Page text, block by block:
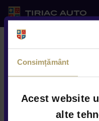
Consimțământ
Acest website
alte
Noul
complet
peste 700 km,
o noua era
mari